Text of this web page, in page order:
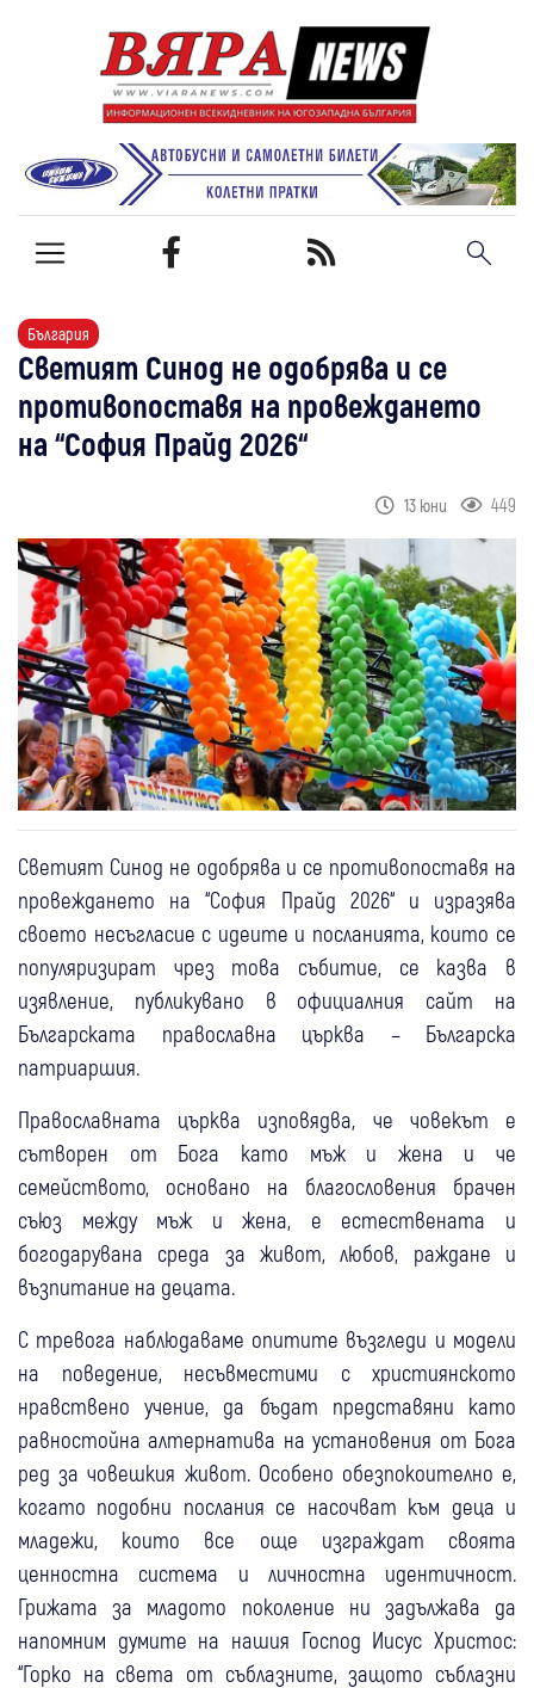
България
Светият Синод не одобрява и се
противопоставя на провеждането
на “София Прайд 2026“
13 юни 449
Светият Синод не одобрява и се противопоставя на
провеждането на “София Прайд 2026“ и изразява
своето несъгласие с идеите и посланията, които се
популяризират чрез това събитие, се казва в
изявление, публикувано в официалния сайт на
Българската православна църква – Българска
патриаршия.
Православната църква изповядва, че човекът е
сътворен от Бога като мъж и жена и че
семейството, основано на благословения брачен
съюз между мъж и жена, е естествената и
богодарувана среда за живот, любов, раждане и
възпитание на децата.
С тревога наблюдаваме опитите възгледи и модели
на поведение, несъвместими с християнското
нравствено учение, да бъдат представяни като
равностойна алтернатива на установения от Бога
ред за човешкия живот. Особено обезпокоително е,
когато подобни послания се насочват към деца и
младежи, които все още изграждат своята
ценностна система и личностна идентичност.
Грижата за младото поколение ни задължава да
напомним думите на нашия Господ Иисус Христос:
“Горко на света от съблазните, защото съблазни